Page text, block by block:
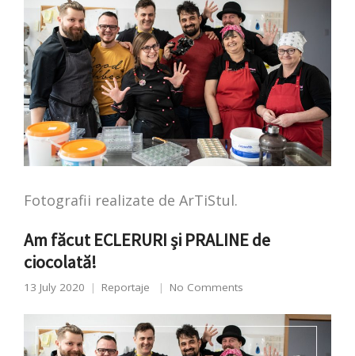
Fotografii realizate de ArTiStul.
Am făcut ECLERURI și PRALINE de
ciocolată!
13 July 2020 Reportaje No Comments